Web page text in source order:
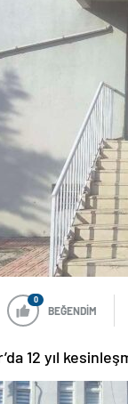
0
BEĞENDİM
12 yıl